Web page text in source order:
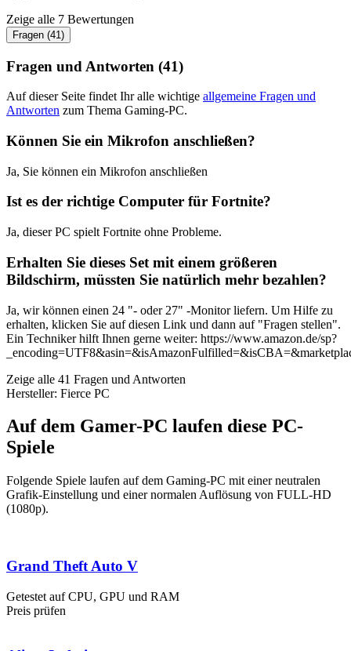
Zeige alle 7 Bewertungen
Fragen (41)
Fragen und Antworten (41)
Auf dieser Seite findet Ihr alle wichtige allgemeine Fragen und
Antworten zum Thema Gaming-PC.
Können Sie ein Mikrofon anschließen?
Ja, Sie können ein Mikrofon anschließen
Ist es der richtige Computer für Fortnite?
Ja, dieser PC spielt Fortnite ohne Probleme.
Erhalten Sie dieses Set mit einem größeren
Bildschirm, müssten Sie natürlich mehr bezahlen?
Ja, wir können einen 24 "- oder 27" -Monitor liefern. Um Hilfe zu
erhalten, klicken Sie auf diesen Link und dann auf "Fragen stellen".
Ein Techniker hilft Ihnen gerne weiter: https://www.amazon.de/sp?
Zeige alle 41 Fragen und Antworten
Hersteller: Fierce PC
Auf dem Gamer-PC laufen diese PC-
Spiele
Folgende Spiele laufen auf dem Gaming-PC mit einer neutralen
Grafik-Einstellung und einer normalen Auflösung von FULL-HD
(1080p).
Grand Theft Auto V
Getestet auf CPU, GPU und RAM
Preis prüfen